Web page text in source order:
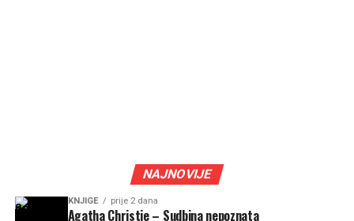
NAJNOVIJE
KNJIGE prije 2 dana
Agatha Christie – Sudbina nepoznata